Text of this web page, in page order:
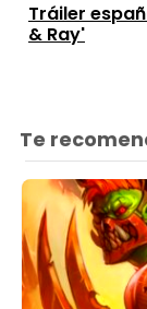
Tráiler
& Ray'